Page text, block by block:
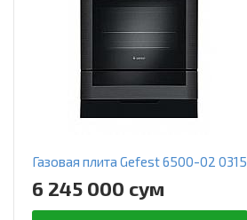
Газовая плита Gefest 6500-02 0315
6 245 000 сум